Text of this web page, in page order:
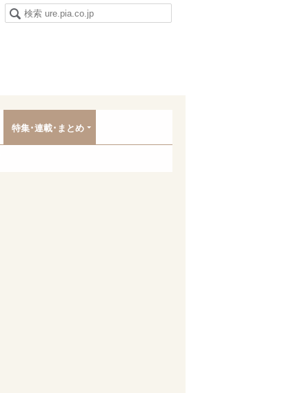
特集･連載･まとめ